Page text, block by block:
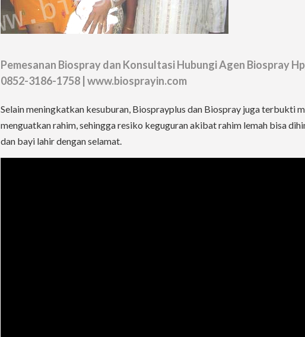
Pemesanan Biospray dan Konsultasi Hubungi Agen Biospray
0852-3186-1758 | www.biosprayin.com
Selain meningkatkan kesuburan, Biosprayplus dan Biospray juga terbukti
menguatkan rahim, sehingga resiko keguguran akibat rahim lemah bisa
dan bayi lahir dengan selamat.